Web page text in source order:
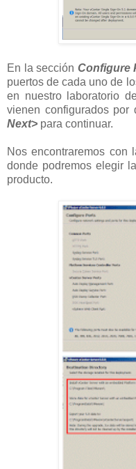
En la sección Configure
puertos de cada uno de
en nuestro laboratorio
vienen configurados por
Next> para continuar.
Nos encontraremos con
donde podremos elegir
producto.